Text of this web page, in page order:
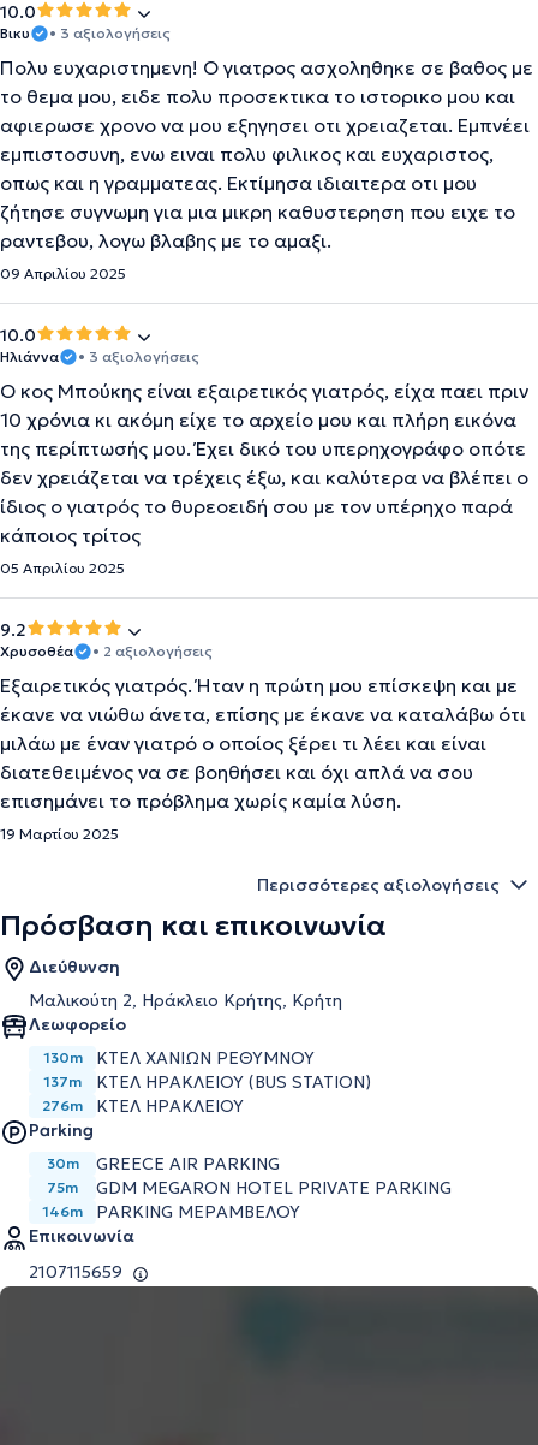
10.0
Βικυ • 3 αξιολογήσεις
Πολυ ευχαριστημενη! Ο γιατρος ασχοληθηκε σε βαθος με
το θεμα μου, ειδε πολυ προσεκτικα το ιστορικο μου και
αφιερωσε χρονο να μου εξηγησει οτι χρειαζεται. Εμπνέει
εμπιστοσυνη, ενω ειναι πολυ φιλικος και ευχαριστος,
οπως και η γραμματεας. Εκτίμησα ιδιαιτερα οτι μου
ζήτησε συγνωμη για μια μικρη καθυστερηση που ειχε το
ραντεβου, λογω βλαβης με το αμαξι.
09 Απριλίου 2025
10.0
Ηλιάννα • 3 αξιολογήσεις
Ο κος Μπούκης είναι εξαιρετικός γιατρός, είχα παει πριν
10 χρόνια κι ακόμη είχε το αρχείο μου και πλήρη εικόνα
της περίπτωσής μου. Έχει δικό του υπερηχογράφο οπότε
δεν χρειάζεται να τρέχεις έξω, και καλύτερα να βλέπει ο
ίδιος ο γιατρός το θυρεοειδή σου με τον υπέρηχο παρά
κάποιος τρίτος
05 Απριλίου 2025
9.2
Χρυσοθέα • 2 αξιολογήσεις
Εξαιρετικός γιατρός. Ήταν η πρώτη μου επίσκεψη και με
έκανε να νιώθω άνετα, επίσης με έκανε να καταλάβω ότι
μιλάω με έναν γιατρό ο οποίος ξέρει τι λέει και είναι
διατεθειμένος να σε βοηθήσει και όχι απλά να σου
επισημάνει το πρόβλημα χωρίς καμία λύση.
19 Μαρτίου 2025
Περισσότερες αξιολογήσεις
Πρόσβαση και επικοινωνία
Διεύθυνση
Μαλικούτη 2, Ηράκλειο Κρήτης, Κρήτη
Λεωφορείο
130m ΚΤΕΛ ΧΑΝΙΩΝ ΡΕΘΥΜΝΟΥ
137m ΚΤΕΛ ΗΡΑΚΛΕΙΟΥ (BUS STATION)
276m
ΚΤΕΛ ΗΡΑΚΛΕΙΟΥ
Parking
30m GREECE AIR PARKING
75m GDM MEGARON HOTEL PRIVATE PARKING
146m
PARKING ΜΕΡΑΜΒΕΛΟΥ
Επικοινωνία
2107115659